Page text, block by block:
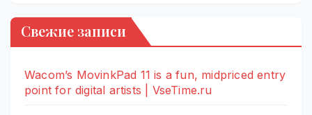
Свежие записи
Wacom’s MovinkPad 11 is a fun, midpriced entry
point for digital artists | VseTime.ru